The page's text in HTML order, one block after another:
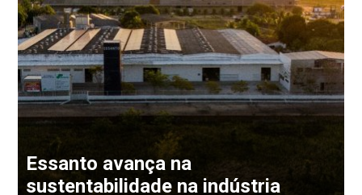
Essanto avança na
sustentabilidade na indústria